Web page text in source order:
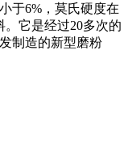
于6%，莫氏硬度在
它是经过20多次的
制造的新型磨粉